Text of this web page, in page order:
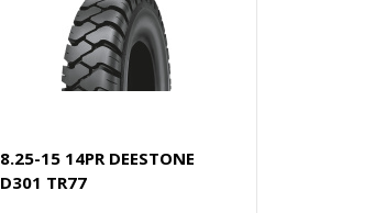
8.25-15 14PR DEESTONE
D301 TR77